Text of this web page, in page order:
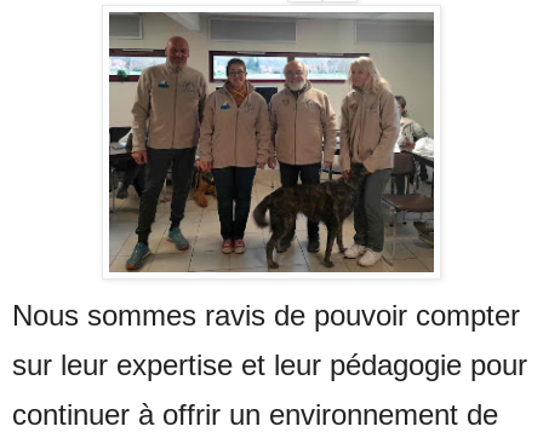
Nous sommes ravis de pouvoir compter
sur leur expertise et leur pédagogie pour
continuer à offrir un environnement de